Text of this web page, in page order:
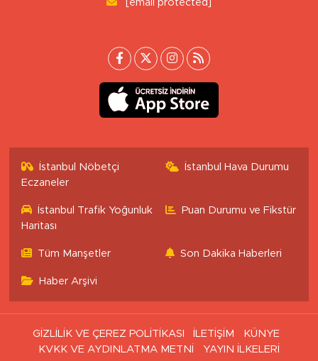
[email protected]
İstanbul Nöbetçi
Eczaneler
İstanbul Hava Durumu
İstanbul Trafik Yoğunluk
Haritası
Puan Durumu ve Fikstür
Tüm Manşetler Son Dakika Haberleri
Haber Arşivi
GİZLİLİK VE ÇEREZ POLİTİKASI İLETİŞİM
KÜNYE
KVKK VE AYDINLATMA METNİ
YAYIN İLKELERİ